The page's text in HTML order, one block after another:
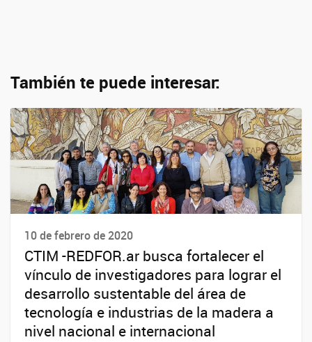
También te puede interesar:
10 de febrero de 2020
CTIM -REDFOR.ar busca fortalecer el
vínculo de investigadores para lograr el
desarrollo sustentable del área de
tecnología e industrias de la madera a
nivel nacional e internacional